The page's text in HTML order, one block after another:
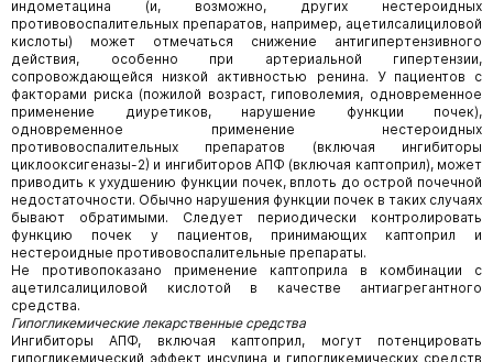
индометацина (и, возможно, других нестероидных
противовоспалительных препаратов, например, ацетилсалициловой
кислоты) может отмечаться снижение антигипертензивного
действия, особенно при артериальной гипертензии,
сопровождающейся низкой активностью ренина. У пациентов с
факторами риска (пожилой возраст, гиповолемия, одновременное
применение диуретиков, нарушение функции почек),
одновременное применение нестероидных
противовоспалительных препаратов (включая ингибиторы
циклооксигеназы-2) и ингибиторов АПФ (включая каптоприл), может
приводить к ухудшению функции почек, вплоть до острой почечной
недостаточности. Обычно нарушения функции почек в таких случаях
бывают обратимыми. Следует периодически контролировать
функцию почек у пациентов, принимающих каптоприл и
нестероидные противовоспалительные препараты.
Не противопоказано применение каптоприла в комбинации с
ацетилсалициловой кислотой в качестве антиагрегантного
средства.
Гипогликемические лекарственные средства
Ингибиторы АПФ, включая каптоприл, могут потенцировать
гипогликемический эффект инсулина и гипогликемических средств